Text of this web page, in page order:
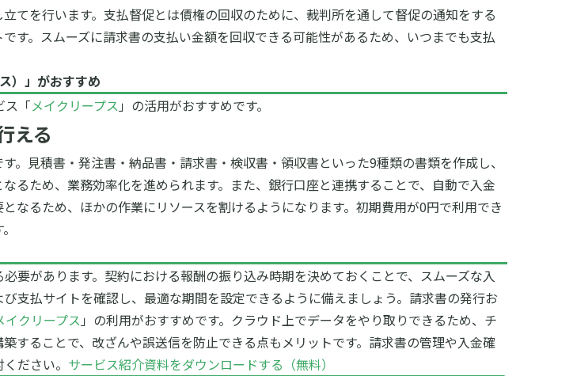
てを行います。支払督促とは債権の回収のために、裁判所を通して督促の通知をする
す。スムーズに請求書の支払い金額を回収できる可能性があるため、いつまでも支払
） 」がおすすめ
ス「メイクリープス 」の活用がおすすめです。
える
。見積書・発注書・納品書・請求書・検収書・領収書といった9種類の書類を作成し、
るため、業務効率化を進められます。 また、銀行口座と連携することで、自動で入金
なるため、ほかの作業にリソースを割けるようになります。初期費用が0円で利用でき
要があります。契約における報酬の振り込み時期を決めておくことで、スムーズな入
支払サイトを確認し、最適な期間を設定できるように備えましょう。 請求書の発行お
イクリープス 」の利用がおすすめです。クラウド上でデータをやり取りできるため、チ
することで、改ざんや誤送信を防止できる点もメリットです。請求書の管理や入金確
ださい。 サービス紹介資料をダウンロードする（無料）